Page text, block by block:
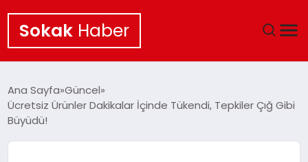
Sokak Haber
EKONOMI
Ana Sayfa Güncel
Ücretsiz Ürünler Dakikalar İçinde Tükendi, Tepkiler Çığ Gibi
Büyüdü!